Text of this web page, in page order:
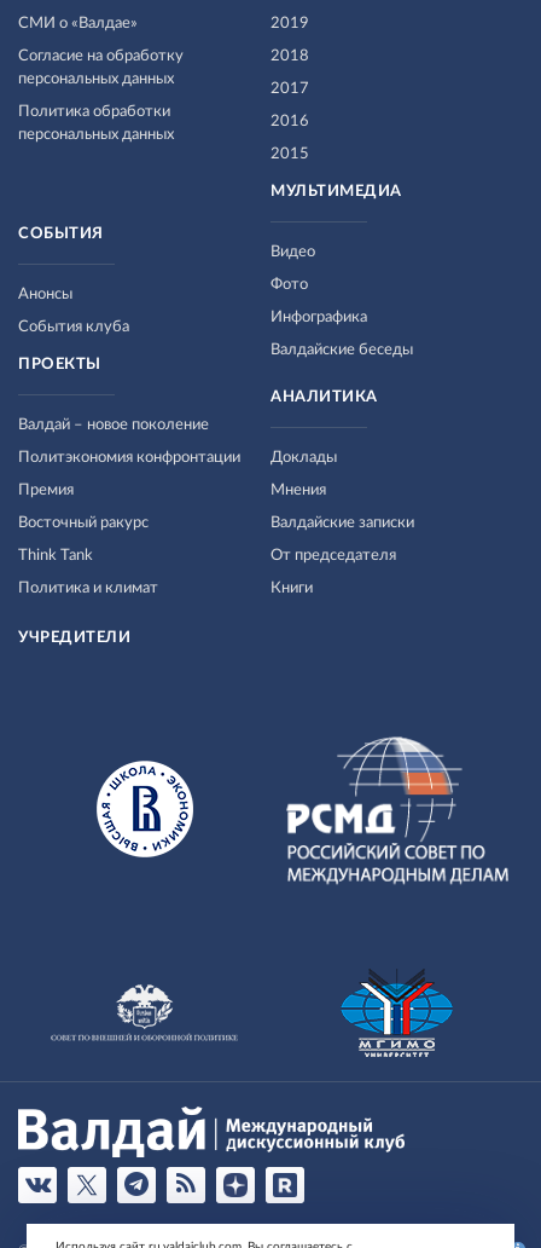
СМИ о «Валдае»
Согласие на обработку
персональных данных
Политика обработки
персональных данных
2019
2018
2017
2016
2015
МУЛЬТИМЕДИА
Видео
Фото
Инфографика
Валдайские беседы
СОБЫТИЯ
Анонсы
События клуба
ПРОЕКТЫ
Валдай – новое поколение
Политэкономия конфронтации
Премия
Восточный ракурс
Think Tank
Политика и климат
АНАЛИТИКА
Доклады
Мнения
Валдайские записки
От председателя
Книги
УЧРЕДИТЕЛИ